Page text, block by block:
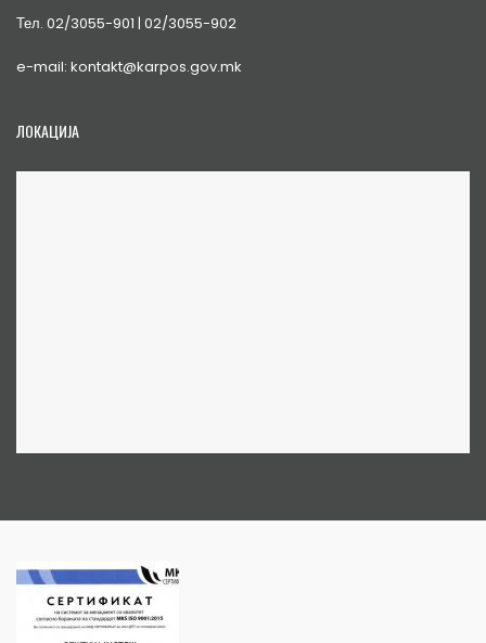
Тел. 02/3055-901 | 02/3055-902
e-mail: kontakt@karpos.gov.mk
ЛОКАЦИЈА